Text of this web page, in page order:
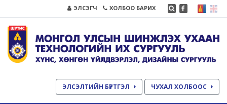
ЭЛСЭГЧ ХОЛБОО БАРИХ
ЭЛСЭЛТИЙН БҮРТГЭЛ ЧУХАЛ ХОЛБООС